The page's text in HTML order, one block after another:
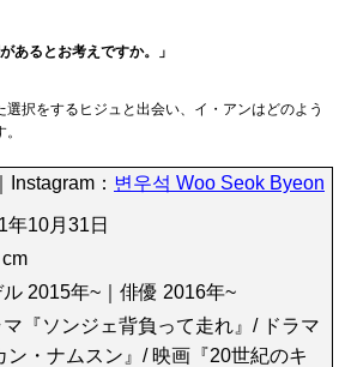
あるとお考えですか。」
択をするヒジュと出会い、イ・アンはどのよう
｜Instagram： 변우석 Woo Seok Byeon
10月31日
2015年~｜俳優 2016年~
『ソンジェ背負って走れ』/ ドラマ
ン・ナムスン』/ 映画『20世紀のキ